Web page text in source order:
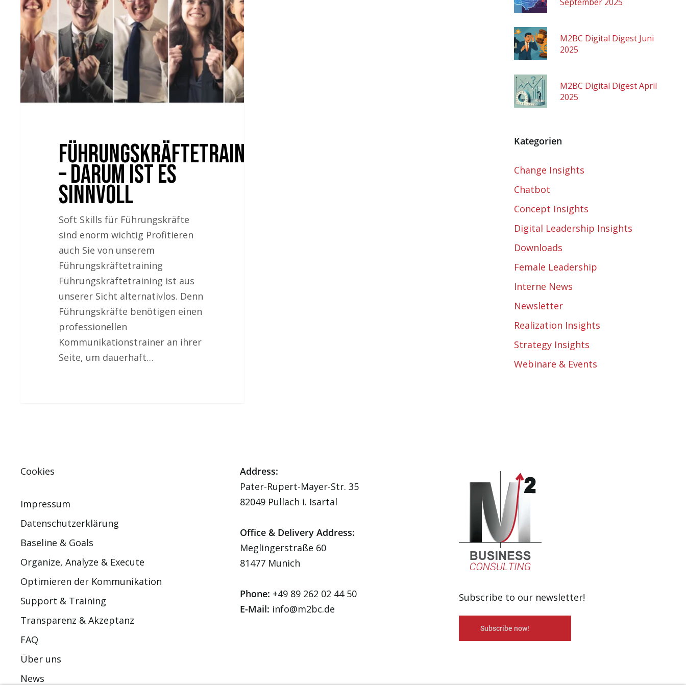
Führungskräftetraining
– darum ist es
sinnvoll
Soft Skills für Führungskräfte
sind enorm wichtig Profitieren
auch Sie von unserem
Führungskräftetraining
Führungskräftetraining ist aus
unserer Sicht alternativlos. Denn
Führungskräfte benötigen einen
professionellen
Kommunikationstrainer an ihrer
Seite, um dauerhaft…
M2BC Digital Digest Juni
2025
M2BC Digital Digest April
2025
Kategorien
Change Insights
Chatbot
Concept Insights
Digital Leadership Insights
Downloads
Female Leadership
Interne News
Newsletter
Realization Insights
Strategy Insights
Webinare & Events
Cookies
Impressum
Datenschutzerklärung
Baseline & Goals
Organize, Analyze & Execute
Optimieren der Kommunikation
Support & Training
Transparenz & Akzeptanz
FAQ
Über uns
News
Address:
Pater-Rupert-Mayer-Str. 35
82049 Pullach i. Isartal
Office & Delivery Address:
Meglingerstraße 60
81477 Munich
Phone: +49 89 262 02 44 50
E-Mail: info@m2bc.de
Subscribe to our newsletter!
Subscribe now!